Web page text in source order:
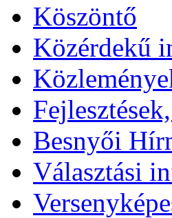
Köszöntő
Közérdekű
Besnyői
Választási